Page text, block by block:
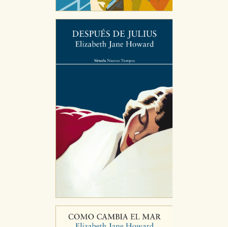
nuestro sistema. Es posible hacerlo desde el
navegador, pero en ese caso es posible que algunas
áreas de nuestra web dejen de funcionar
Cookies de rendimiento y analíticas
de navegación y optimizar el funcionamiento de
Cookies de publicidad y redes sociales
Estas cookies son gestionadas por nuestros socios
publicitarios y se utilizan para mostrar publicidad
relevante para sus intereses en otros sitios. No
almacenan directamente información personal sino
que se basan en la identificación única de su
navegador y dispositivo de internet.
Puede consultar nuestrapolítica de cookies